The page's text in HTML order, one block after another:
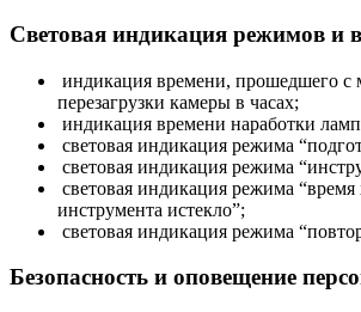
Световая индикация режимов и
индикация времени, прошедшего с
перезагрузки камеры в часах;
индикация времени наработки ламп
световая индикация режима
световая индикация режима
световая индикация режима “время
инструмента истекло”;
световая индикация режима
Безопасность и оповещение